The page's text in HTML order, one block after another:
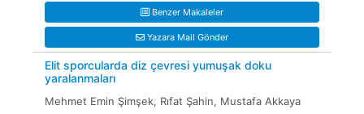
Benzer Makaleler
Yazara Mail Gönder
Elit sporcularda diz çevresi yumuşak doku
yaralanmaları
Mehmet Emin Şimşek, Rıfat Şahin, Mustafa Akkaya